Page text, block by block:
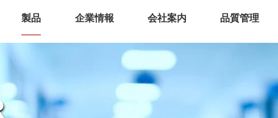
製品 企業情報 会社案内 品質管理